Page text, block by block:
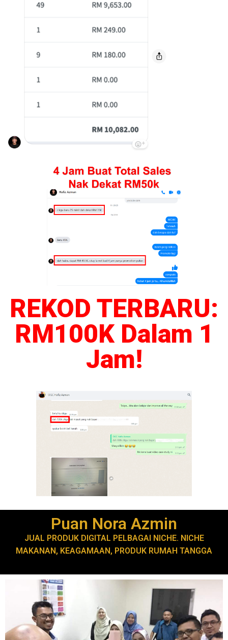
REKOD TERBARU:
RM100K Dalam 1
Jam!
Puan Nora Azmin
JUAL PRODUK DIGITAL PELBAGAI NICHE. NICHE
MAKANAN, KEAGAMAAN, PRODUK RUMAH TANGGA